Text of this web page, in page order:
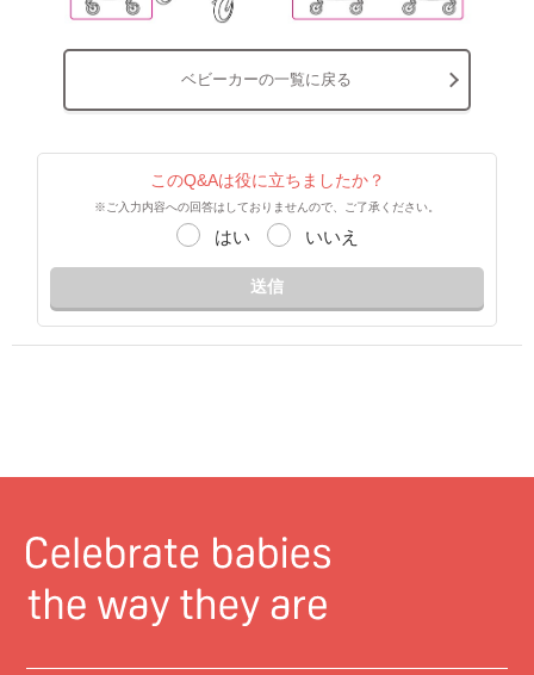
ベビーカーの一覧に戻る
このQ&Aは役に立ちましたか？
※ご入力内容への回答はしておりませんので、ご了承ください。
はい いいえ
送信